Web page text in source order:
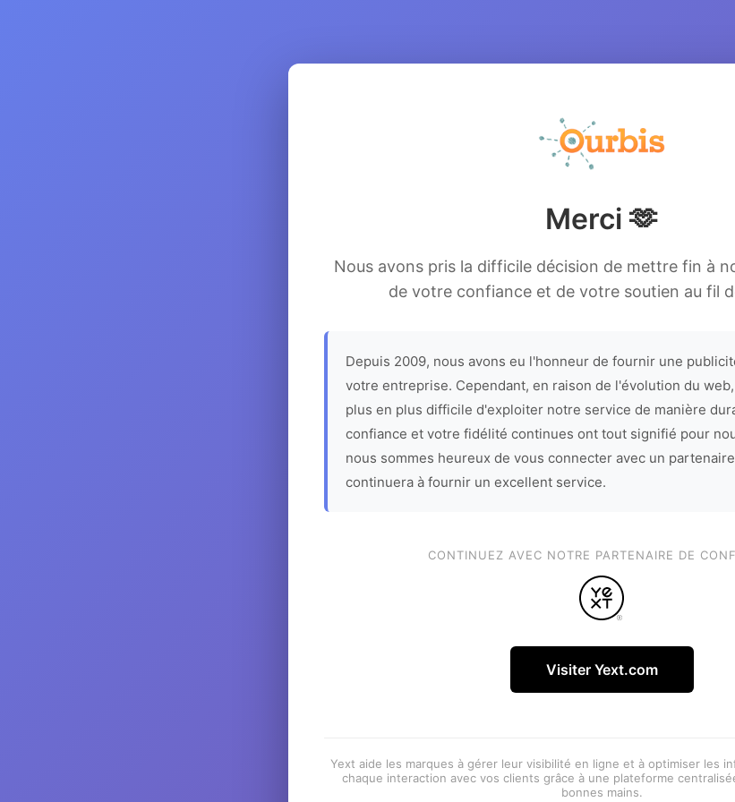
Merci 🫶
Nous avons pris la difficile décision de mettre fin à
de votre confiance et de votre soutien au fil
Depuis 2009, nous avons eu l'honneur de fournir une
votre entreprise. Cependant, en raison de l'évolution du
plus en plus difficile d'exploiter notre service de manière
confiance et votre fidélité continues ont tout signifié pour
nous sommes heureux de vous connecter avec un
continuera à fournir un excellent service.
CONTINUEZ AVEC NOTRE PARTENAIRE DE
Visiter Yext.com
Yext aide les marques à gérer leur visibilité en ligne et à optimiser les
chaque interaction avec vos clients grâce à une plateforme
bonnes mains.